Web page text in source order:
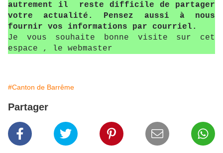
autrement il reste difficile de partager
votre actualité. Pensez aussi à nous
fournir vos informations par courriel.
Je vous souhaite bonne visite sur cet
espace , le webmaster
#Canton de Barrême
Partager